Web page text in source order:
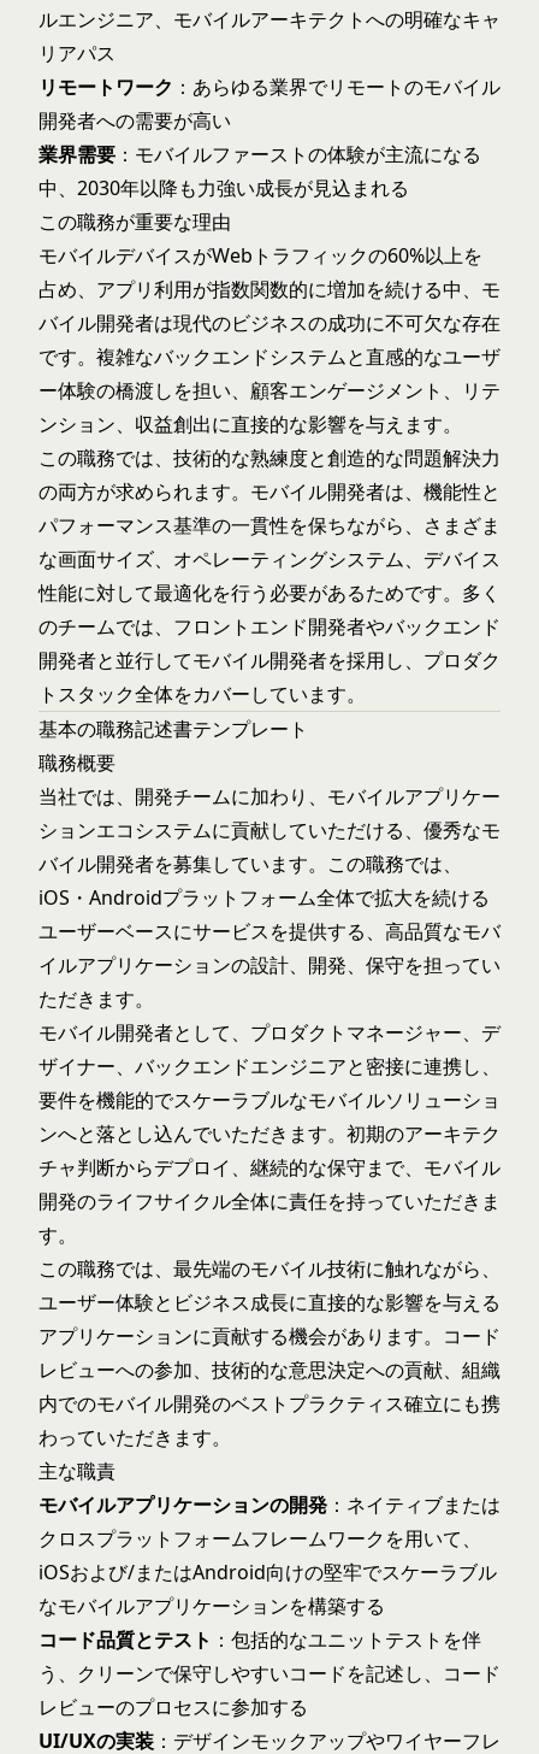
ルエンジニア、モバイルアーキテクトへの明確なキャ
リアパス
リモートワーク ：あらゆる業界でリモートのモバイル
開発者への需要が高い
業界需要 ：モバイルファーストの体験が主流になる
中、2030年以降も力強い成長が見込まれる
この職務が重要な理由
モバイルデバイスがWebトラフィックの60%以上を
占め、アプリ利用が指数関数的に増加を続ける中、モ
バイル開発者は現代のビジネスの成功に不可欠な存在
です。複雑なバックエンドシステムと直感的なユーザ
ー体験の橋渡しを担い、顧客エンゲージメント、リテ
ンション、収益創出に直接的な影響を与えます。
この職務では、技術的な熟練度と創造的な問題解決力
の両方が求められます。モバイル開発者は、機能性と
パフォーマンス基準の一貫性を保ちながら、さまざま
な画面サイズ、オペレーティングシステム、デバイス
性能に対して最適化を行う必要があるためです。多く
のチームでは、 フロントエンド開発者やバックエンド
開発者と並行してモバイル開発者を採用し、プロダク
トスタック全体をカバーしています。
基本の職務記述書テンプレート
職務概要
当社では、開発チームに加わり、モバイルアプリケー
ションエコシステムに貢献していただける、優秀なモ
バイル開発者を募集しています。この職務では、
iOS・Androidプラットフォーム全体で拡大を続ける
ユーザーベースにサービスを提供する、高品質なモバ
イルアプリケーションの設計、開発、保守を担ってい
ただきます。
モバイル開発者として、プロダクトマネージャー、デ
ザイナー、バックエンドエンジニアと密接に連携し、
要件を機能的でスケーラブルなモバイルソリューショ
ンへと落とし込んでいただきます。初期のアーキテク
チャ判断からデプロイ、継続的な保守まで、モバイル
開発のライフサイクル全体に責任を持っていただきま
す。
この職務では、最先端のモバイル技術に触れながら、
ユーザー体験とビジネス成長に直接的な影響を与える
アプリケーションに貢献する機会があります。コード
レビューへの参加、技術的な意思決定への貢献、組織
内でのモバイル開発のベストプラクティス確立にも携
わっていただきます。
主な職責
モバイルアプリケーションの開発 ：ネイティブまたは
クロスプラットフォームフレームワークを用いて、
iOSおよび/またはAndroid向けの堅牢でスケーラブル
なモバイルアプリケーションを構築する
コード品質とテスト ：包括的なユニットテストを伴
う、クリーンで保守しやすいコードを記述し、コード
レビューのプロセスに参加する
UI/UXの実装 ：デザインモックアップやワイヤーフレ